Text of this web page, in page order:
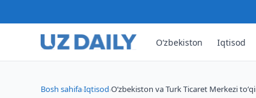
O‘zbekiston Iqtisod
Bosh sahifa›Iqtisod›Oʻzbekiston va Turk Ticaret Merkezi